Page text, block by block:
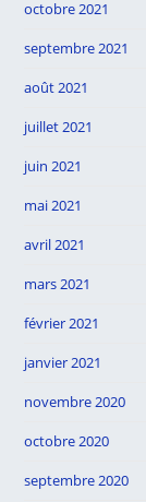
octobre 2021
septembre 2021
août 2021
juillet 2021
juin 2021
mai 2021
avril 2021
mars 2021
février 2021
janvier 2021
novembre 2020
octobre 2020
septembre 2020